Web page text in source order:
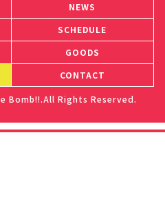
NEWS
SCHEDULE
GOODS
CONTACT
Rights Reserved.